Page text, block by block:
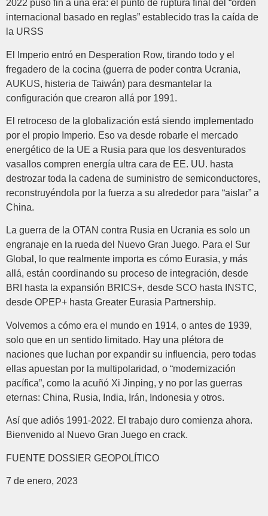
2022 puso fin a una era: el punto de ruptura final del “orden
internacional basado en reglas” establecido tras la caída de
la URSS
El Imperio entró en Desperation Row, tirando todo y el
fregadero de la cocina (guerra de poder contra Ucrania,
AUKUS, histeria de Taiwán) para desmantelar la
configuración que crearon allá por 1991.
El retroceso de la globalización está siendo implementado
por el propio Imperio. Eso va desde robarle el mercado
energético de la UE a Rusia para que los desventurados
vasallos compren energía ultra cara de EE. UU. hasta
destrozar toda la cadena de suministro de semiconductores,
reconstruyéndola por la fuerza a su alrededor para “aislar” a
China.
La guerra de la OTAN contra Rusia en Ucrania es solo un
engranaje en la rueda del Nuevo Gran Juego. Para el Sur
Global, lo que realmente importa es cómo Eurasia, y más
allá, están coordinando su proceso de integración, desde
BRI hasta la expansión BRICS+, desde SCO hasta INSTC,
desde OPEP+ hasta Greater Eurasia Partnership.
Volvemos a cómo era el mundo en 1914, o antes de 1939,
solo que en un sentido limitado. Hay una plétora de
naciones que luchan por expandir su influencia, pero todas
ellas apuestan por la multipolaridad, o “modernización
pacífica”, como la acuñó Xi Jinping, y no por las guerras
eternas: China, Rusia, India, Irán, Indonesia y otros.
Así que adiós 1991-2022. El trabajo duro comienza ahora.
Bienvenido al Nuevo Gran Juego en crack.
FUENTE DOSSIER GEOPOLÍTICO
7 de enero, 2023